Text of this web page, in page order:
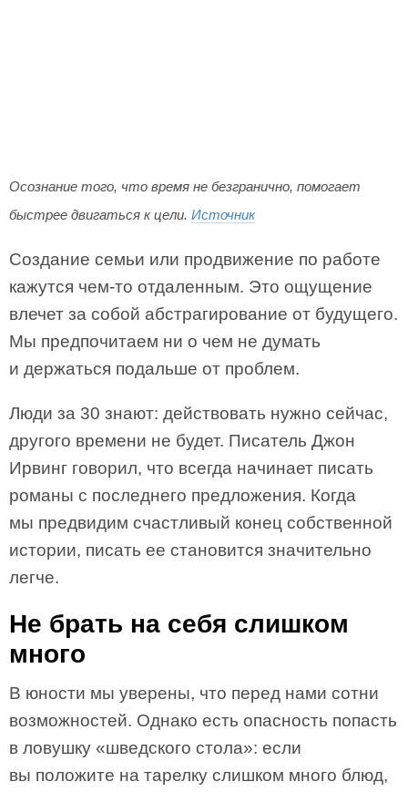
Осознание того, что время не безгранично, помогает
быстрее двигаться к цели. Источник
Создание семьи или продвижение по работе
кажутся чем-то отдаленным. Это ощущение
влечет за собой абстрагирование от будущего.
Мы предпочитаем ни о чем не думать
и держаться подальше от проблем.
Люди за 30 знают: действовать нужно сейчас,
другого времени не будет. Писатель Джон
Ирвинг говорил, что всегда начинает писать
романы с последнего предложения. Когда
мы предвидим счастливый конец собственной
истории, писать ее становится значительно
легче.
Не брать на себя слишком
много
В юности мы уверены, что перед нами сотни
возможностей. Однако есть опасность попасть
в ловушку «шведского стола»: если
вы положите на тарелку слишком много блюд,